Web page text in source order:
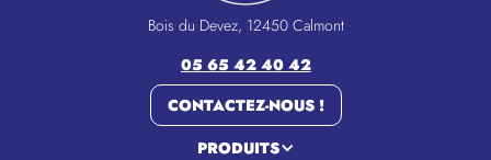
Bois du Devez, 12450 Calmont
05 65 42 40 42
CONTACTEZ-NOUS !
PRODUITS